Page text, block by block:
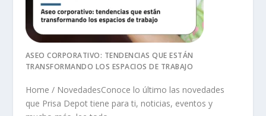
ASEO CORPORATIVO: TENDENCIAS QUE ESTÁN
TRANSFORMANDO LOS ESPACIOS DE TRABAJO
Home / NovedadesConoce lo último las novedades
que Prisa Depot tiene para ti, noticias, eventos y